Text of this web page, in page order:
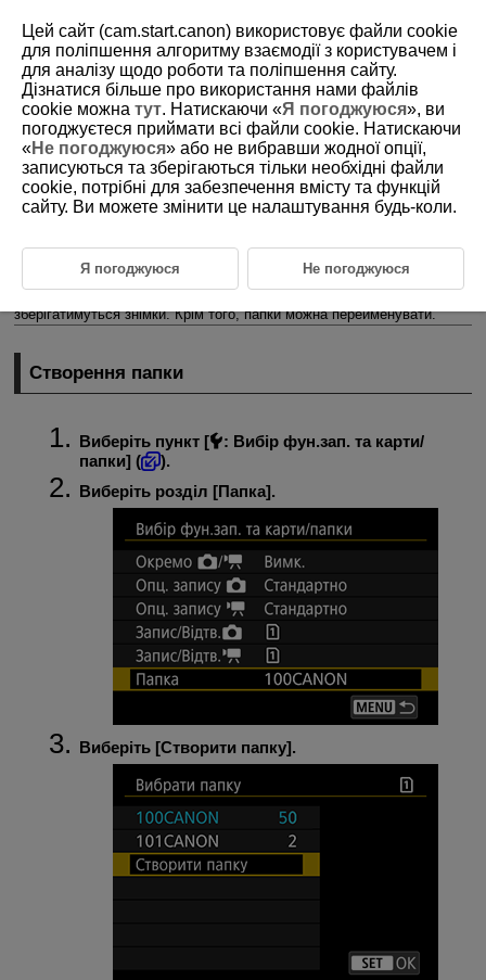
D180-200
Параметри папки
Створення папки
Вибір папки
зберігатимуться знімки. Крім того, папки можна перейменувати.
Створення папки
Виберіть пункт [ : Вибір фун.зап. та карти/
папки] (
).
Виберіть розділ [Папка].
Виберіть [Створити папку].
Цей сайт (cam.start.canon) використовує файли cookie
для поліпшення алгоритму взаємодії з користувачем і
для аналізу щодо роботи та поліпшення сайту.
Дізнатися більше про використання нами файлів
cookie можна тут. Натискаючи «Я погоджуюся», ви
погоджуєтеся приймати всі файли cookie. Натискаючи
«Не погоджуюся» або не вибравши жодної опції,
записуються та зберігаються тільки необхідні файли
cookie, потрібні для забезпечення вмісту та функцій
сайту. Ви можете змінити це налаштування будь-коли.
Я погоджуюся Не погоджуюся